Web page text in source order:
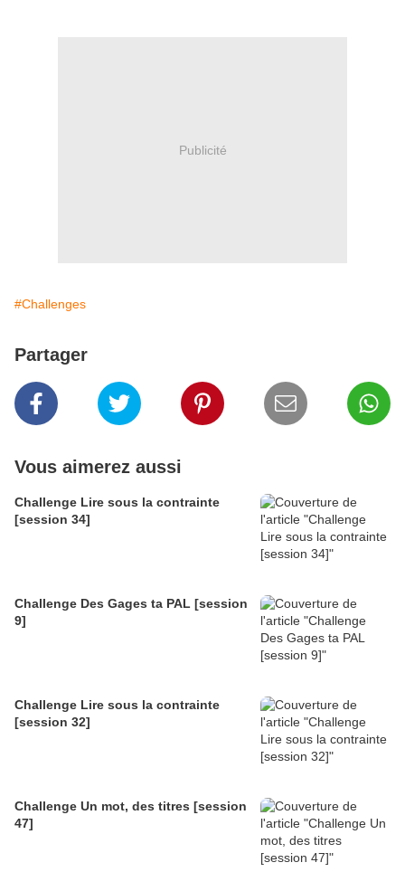
Publicité
#Challenges
Partager
Vous aimerez aussi
Challenge Lire sous la contrainte
[session 34]
Challenge Des Gages ta PAL [session
9]
Challenge Lire sous la contrainte
[session 32]
Challenge Un mot, des titres [session
47]